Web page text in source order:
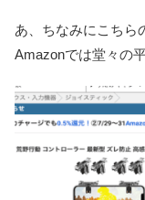
あ、ちなみにこちら
Amazonでは堂々の